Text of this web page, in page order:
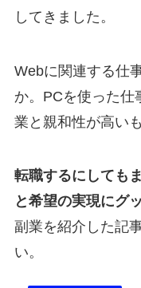
してきました。
Webに関連する仕
か。PCを使った仕
業と親和性が高い
転職するにしても
と希望の実現にグ
副業を紹介した記
い。